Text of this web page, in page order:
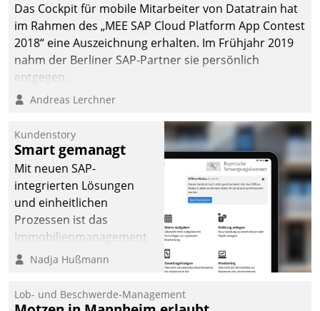
Das Cockpit für mobile Mitarbeiter von Datatrain hat
im Rahmen des „MEE SAP Cloud Platform App Contest
2018“ eine Auszeichnung erhalten. Im Frühjahr 2019
nahm der Berliner SAP-Partner sie persönlich
entgegen.
Andreas Lerchner
Kundenstory
Smart gemanagt
Mit neuen SAP-
integrierten Lösungen
und einheitlichen
Prozessen ist das
Immobilienmanagement
der Bayerischen
Ressort Kapitalanlage für
künftige Aufgaben und
Nadja Hußmann
Lob- und Beschwerde-Management